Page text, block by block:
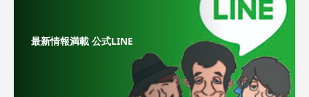
最新情報満載 公式LINE